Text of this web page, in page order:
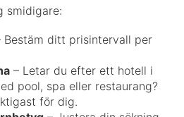
smidigare:
Bestäm ditt prisintervall per
– Letar du efter ett hotell i
pool, spa eller restaurang?
för dig.